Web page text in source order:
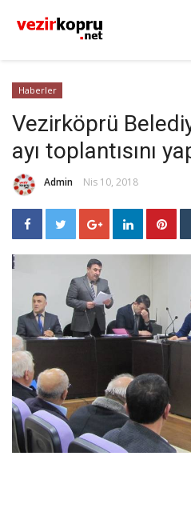
Haberler
Vezirköprü
ayı toplantısını
Admin Nis 10, 2018